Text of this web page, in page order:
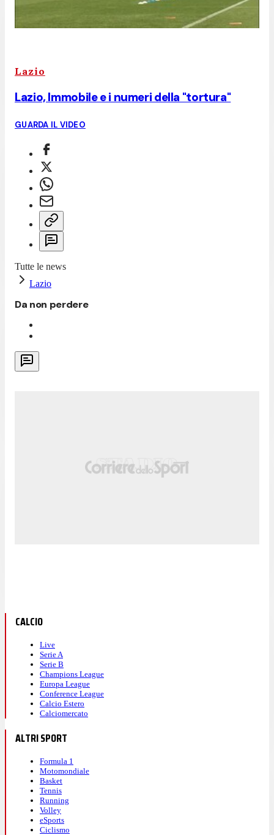
Lazio
Lazio, Immobile e i numeri della "tortura"
GUARDA IL VIDEO
Tutte le news
Lazio
Da non perdere
CALCIO
Live
Serie A
Serie B
Champions League
Europa League
Conference League
Calcio Estero
Calciomercato
ALTRI SPORT
Formula 1
Motomondiale
Basket
Tennis
Running
Volley
eSports
Ciclismo